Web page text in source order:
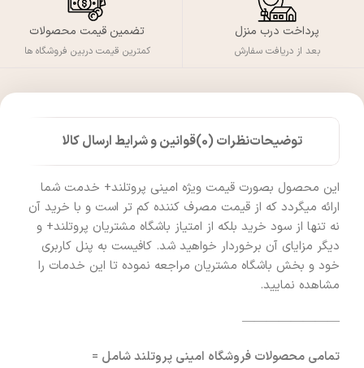
پرداخت درب منزل
بعد از دریافت سفارش
تضمین قیمت محصولات
کمترین قیمت دربین فروشگاه ها
توضیحاتنظرات (0) قوانین و شرایط ارسال کالا
این محصول بصورت قیمت ویژه امینی پروتلند+ خدمت شما
ارائه میگردد که از قیمت مصرف کننده کم تر است و با خرید آن
نه تنها از سود خرید بلکه از امتیاز باشگاه مشتریان پروتلند+ و
دیگر مزایای آن برخوردار خواهید شد. کافیست به پنل کاربری
خود و بخش باشگاه مشتریان مراجعه نموده تا این خدمات را
مشاهده نمایید.
————————
تمامی محصولات فروشگاه امینی پروتلند شامل =